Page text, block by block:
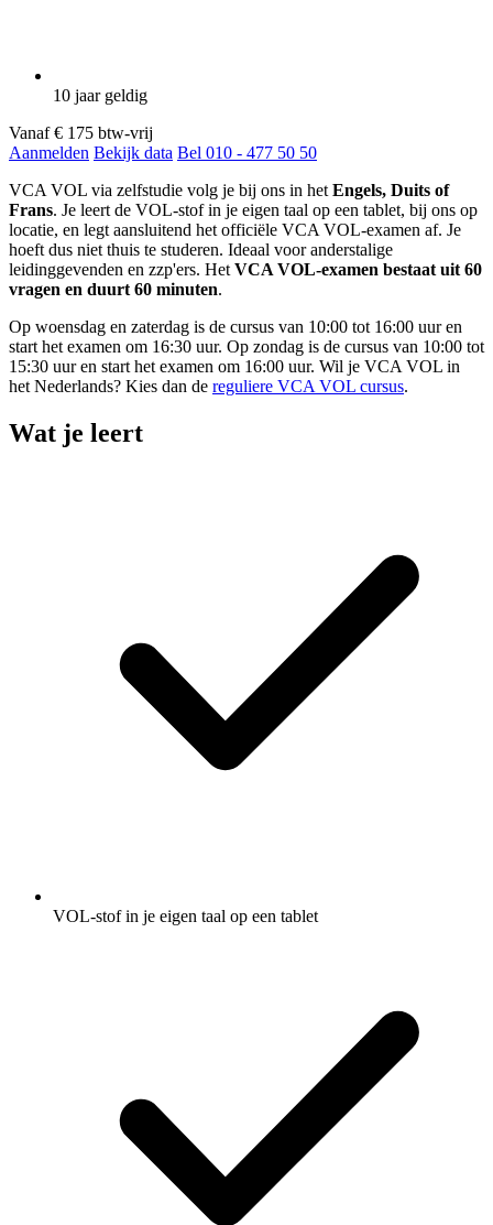
10 jaar geldig
Vanaf € 175 btw-vrij
Aanmelden Bekijk data Bel 010 - 477 50 50
VCA VOL via zelfstudie volg je bij ons in het Engels, Duits of
Frans. Je leert de VOL-stof in je eigen taal op een tablet, bij ons op
locatie, en legt aansluitend het officiële VCA VOL-examen af. Je
hoeft dus niet thuis te studeren. Ideaal voor anderstalige
leidinggevenden en zzp'ers. Het VCA VOL-examen bestaat uit 60
vragen en duurt 60 minuten.
Op woensdag en zaterdag is de cursus van 10:00 tot 16:00 uur en
start het examen om 16:30 uur. Op zondag is de cursus van 10:00 tot
15:30 uur en start het examen om 16:00 uur. Wil je VCA VOL in
het Nederlands? Kies dan de reguliere VCA VOL cursus.
Wat je leert
VOL-stof in je eigen taal op een tablet